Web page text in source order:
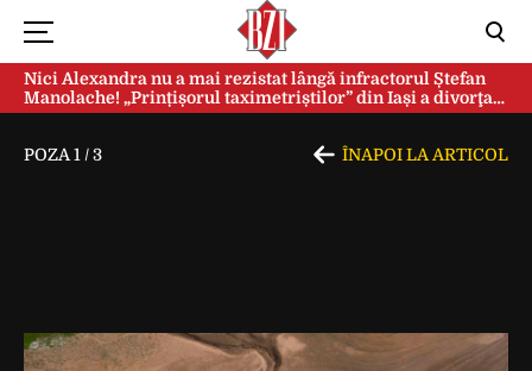
Nici Alexandra nu a mai rezistat lângă infractorul Ștefan
Manolache! „Prințișorul taximetriștilor” din Iași a divorţat
după doi ani de căsnicie
POZA 1 /3 ÎNAPOI LA ARTICOL